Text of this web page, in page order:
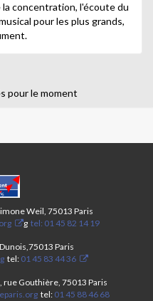
concentration, l'écoute du
pour les plus grands,
pour le moment
Weil, 75013 Paris
g tel: 01 45 82 14 19
Paris
tel:01 45 83 44 36
rue Gouthière, 75013 Paris
tel: 01 45 88 46 68